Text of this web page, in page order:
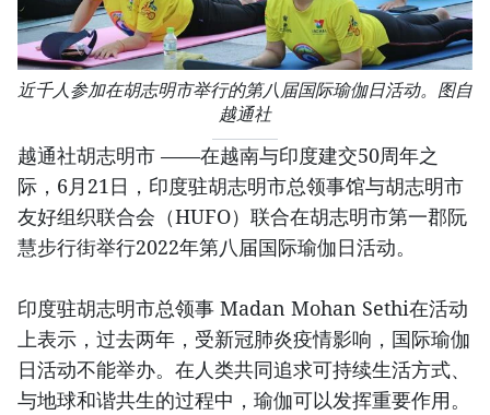
近千人参加在胡志明市举行的第八届国际瑜伽日活动。图自
越通社
越通社胡志明市 ——在越南与印度建交50周年之
际，6月21日，印度驻胡志明市总领事馆与胡志明市
友好组织联合会（HUFO）联合在胡志明市第一郡阮
慧步行街举行2022年第八届国际瑜伽日活动。
印度驻胡志明市总领事 Madan Mohan Sethi在活动
上表示，过去两年，受新冠肺炎疫情影响，国际瑜伽
日活动不能举办。在人类共同追求可持续生活方式、
与地球和谐共生的过程中，瑜伽可以发挥重要作用。